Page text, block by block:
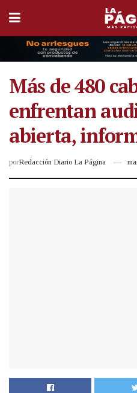
Más de 480
enfrentan
abierta,
porRedacción Diario La Página